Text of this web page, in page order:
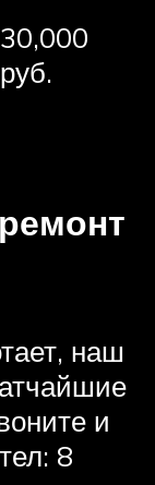
30,000
руб.
наш
и
8